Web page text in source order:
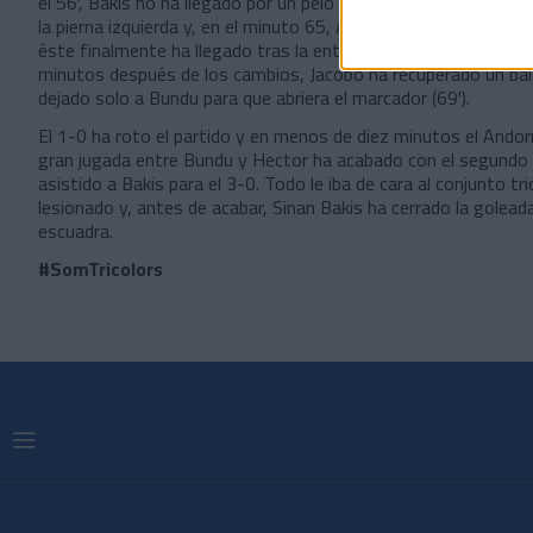
la pierna izquierda y, en el minuto 65, Alti ha topado con las
éste finalmente ha llegado tras la entrada de Iván Gil, Jacobo
minutos después de los cambios, Jacobo ha recuperado un
dejado solo a Bundu para que abriera el marcador (69').
El 1-0 ha roto el partido y en menos de diez minutos el
gran jugada entre Bundu y Hector ha acabado con el
asistido a Bakis para el 3-0. Todo le iba de cara al conjunto
lesionado y, antes de acabar, Sinan Bakis ha cerrado la
escuadra.
#SomTricolors